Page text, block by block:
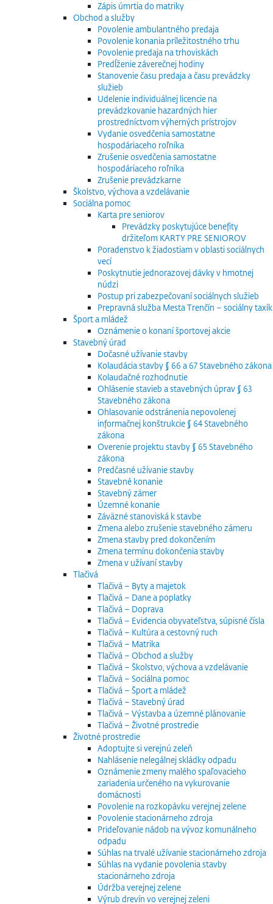
Zápis úmrtia do matriky
Obchod a služby
Povolenie ambulantného predaja
Povolenie konania príležitostného trhu
Povolenie predaja na trhoviskách
Predĺženie záverečnej hodiny
Stanovenie času predaja a času prevádzky
služieb
Udelenie individuálnej licencie na
prevádzkovanie hazardných hier
prostredníctvom výherných prístrojov
Vydanie osvedčenia samostatne
hospodáriaceho roľníka
Zrušenie osvedčenia samostatne
hospodáriaceho roľníka
Zrušenie prevádzkarne
Školstvo, výchova a vzdelávanie
Sociálna pomoc
Karta pre seniorov
Prevádzky poskytujúce benefity
držiteľom KARTY PRE SENIOROV
Poradenstvo k žiadostiam v oblasti sociálnych
vecí
Poskytnutie jednorazovej dávky v hmotnej
núdzi
Postup pri zabezpečovaní sociálnych služieb
Prepravná služba Mesta Trenčín – sociálny taxík
Šport a mládež
Oznámenie o konaní športovej akcie
Stavebný úrad
Dočasné užívanie stavby
Kolaudácia stavby § 66 a 67 Stavebného zákona
Kolaudačné rozhodnutie
Ohlásenie stavieb a stavebných úprav § 63
Stavebného zákona
Ohlasovanie odstránenia nepovolenej
informačnej konštrukcie § 64 Stavebného
zákona
Overenie projektu stavby § 65 Stavebného
zákona
Predčasné užívanie stavby
Stavebné konanie
Stavebný zámer
Územné konanie
Záväzné stanoviská k stavbe
Zmena alebo zrušenie stavebného zámeru
Zmena stavby pred dokončením
Zmena termínu dokončenia stavby
Zmena v užívaní stavby
Tlačivá
Tlačivá – Byty a majetok
Tlačivá – Dane a poplatky
Tlačivá – Doprava
Tlačivá – Evidencia obyvateľstva, súpisné čísla
Tlačivá – Kultúra a cestovný ruch
Tlačivá – Matrika
Tlačivá – Obchod a služby
Tlačivá – Školstvo, výchova a vzdelávanie
Tlačivá – Sociálna pomoc
Tlačivá – Šport a mládež
Tlačivá – Stavebný úrad
Tlačivá – Výstavba a územné plánovanie
Tlačivá – Životné prostredie
Životné prostredie
Adoptujte si verejnú zeleň
Nahlásenie nelegálnej skládky odpadu
Oznámenie zmeny malého spaľovacieho
zariadenia určeného na vykurovanie
domácnosti
Povolenie na rozkopávku verejnej zelene
Povolenie stacionárneho zdroja
Prideľovanie nádob na vývoz komunálneho
odpadu
Súhlas na trvalé užívanie stacionárneho zdroja
Súhlas na vydanie povolenia stavby
stacionárneho zdroja
Údržba verejnej zelene
Výrub drevín vo verejnej zeleni